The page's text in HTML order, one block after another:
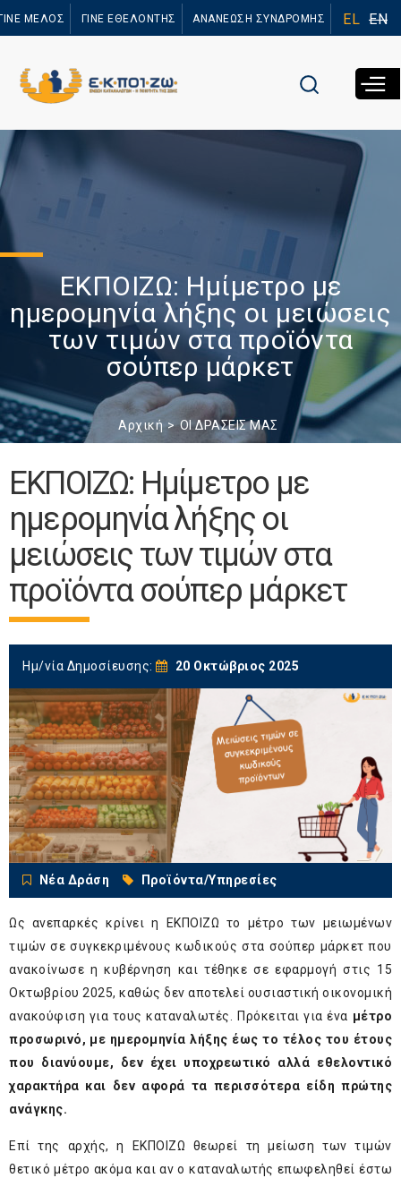
προς το
ΜΕΛΟΣ ΓΙΝΕ ΕΘΕΛΟΝΤΗΣ ΑΝΑΝΕΩΣΗ ΣΥΝΔΡΟΜΗΣ EL EN
ΕΚΠΟΙΖΩ: Ημίμετρο με
ημερομηνία λήξης οι μειώσεις
των τιμών στα προϊόντα
σούπερ μάρκετ
Αρχική ΟΙ ΔΡΑΣΕΙΣ ΜΑΣ
ΕΚΠΟΙΖΩ: Ημίμετρο με
ημερομηνία λήξης οι
μειώσεις των τιμών στα
προϊόντα σούπερ μάρκετ
Ημ/νία Δημοσίευσης: 20 Οκτώβριος 2025
Νέα Δράση Προϊόντα/Υπηρεσίες
Ως ανεπαρκές κρίνει η ΕΚΠΟΙΖΩ το μέτρο των μειωμένων
τιμών σε συγκεκριμένους κωδικούς στα σούπερ μάρκετ που
ανακοίνωσε η κυβέρνηση και τέθηκε σε εφαρμογή στις 15
Οκτωβρίου 2025, καθώς δεν αποτελεί ουσιαστική οικονομική
ανακούφιση για τους καταναλωτές. Πρόκειται για ένα μέτρο
προσωρινό, με ημερομηνία λήξης έως το τέλος του έτους
που διανύουμε, δεν έχει υποχρεωτικό αλλά εθελοντικό
χαρακτήρα και δεν αφορά τα περισσότερα είδη πρώτης
ανάγκης.
Επί της αρχής, η ΕΚΠΟΙΖΩ θεωρεί τη μείωση των τιμών
θετικό μέτρο ακόμα και αν ο καταναλωτής επωφεληθεί έστω